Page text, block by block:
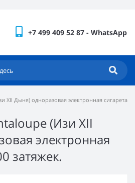
+7 499 409 52 87 - WhatsApp
XII Дыня) одноразовая электронная сигарета
(Изи XII
электронная
затяжек.